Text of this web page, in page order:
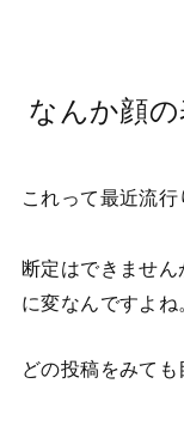
なんか顔
これって最近流行
断定はできませ
に変なんですよね
どの投稿をみて